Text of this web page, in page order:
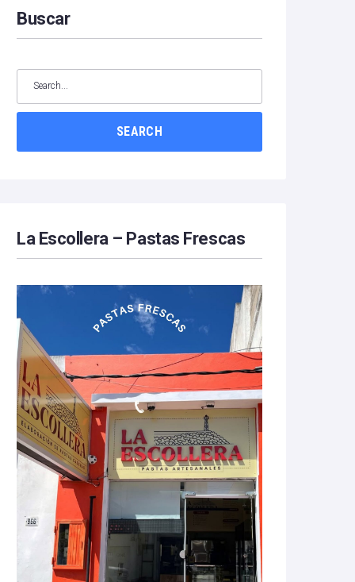
Buscar
SEARCH
La Escollera – Pastas Frescas